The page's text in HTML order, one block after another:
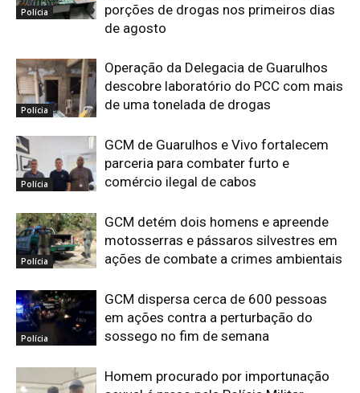
Polícia
porções de drogas nos primeiros dias
de agosto
Polícia
Operação da Delegacia de Guarulhos
descobre laboratório do PCC com mais
de uma tonelada de drogas
Polícia
GCM de Guarulhos e Vivo fortalecem
parceria para combater furto e
comércio ilegal de cabos
Polícia
GCM detém dois homens e apreende
motosserras e pássaros silvestres em
ações de combate a crimes ambientais
Polícia
GCM dispersa cerca de 600 pessoas
em ações contra a perturbação do
sossego no fim de semana
Homem procurado por importunação